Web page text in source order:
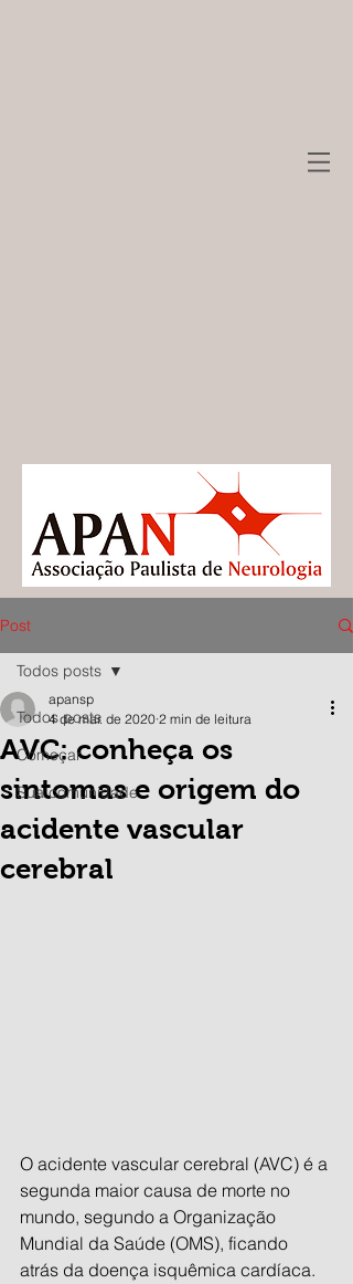
Post
Todos posts
Começar
Sua comunidade
Todos posts
AVC: conheça os
sintomas e origem do
acidente vascular
cerebral
apansp
4 de mar. de 2020 2 min de leitura
O acidente vascular cerebral (AVC) é a
segunda maior causa de morte no
mundo, segundo a Organização
Mundial da Saúde (OMS), ficando
atrás da doença isquêmica cardíaca.